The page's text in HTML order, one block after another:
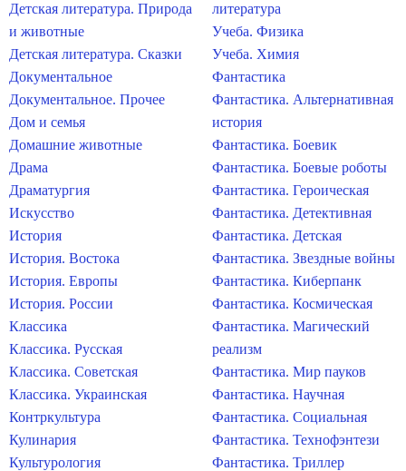
Детская литература. Природа
и животные
Детская литература. Сказки
Документальное
Документальное. Прочее
Дом и семья
Домашние животные
Драма
Драматургия
Искусство
История
История. Востока
История. Европы
История. России
Классика
Классика. Русская
Классика. Советская
Классика. Украинская
Контркультура
Кулинария
Культурология
литература
Учеба. Физика
Учеба. Химия
Фантастика
Фантастика. Альтернативная
история
Фантастика. Боевик
Фантастика. Боевые роботы
Фантастика. Героическая
Фантастика. Детективная
Фантастика. Детская
Фантастика. Звездные войны
Фантастика. Киберпанк
Фантастика. Космическая
Фантастика. Магический
реализм
Фантастика. Мир пауков
Фантастика. Научная
Фантастика. Социальная
Фантастика. Технофэнтези
Фантастика. Триллер